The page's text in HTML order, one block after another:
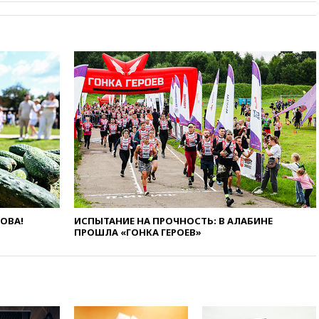
рекордного показателя
ребенок погибли при падении
из окна
12:22 В России с 1 сентября
изменятся билеты на
общественный транспорт
12:15Иран и Оман
согласовали главные пункты
сделки по открытию
Ормузского пролива
11:58Politico: США
восстановили обмен
разведданными с Украиной
расширила санкции против
обломки БПЛА упали в
ИСПЫТАНИЕ НА ПРОЧНОСТЬ: В АЛАБИНЕ
ПРОШЛА «ГОНКА ГЕРОЕВ»